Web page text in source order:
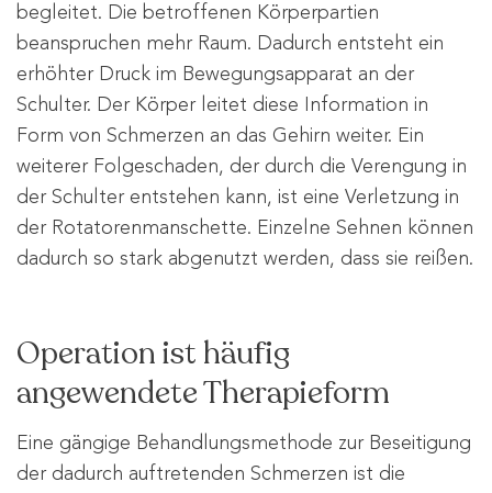
begleitet. Die betroffenen Körperpartien
beanspruchen mehr Raum. Dadurch entsteht ein
erhöhter Druck im Bewegungsapparat an der
Schulter. Der Körper leitet diese Information in
Form von Schmerzen an das Gehirn weiter. Ein
weiterer Folgeschaden, der durch die Verengung in
der Schulter entstehen kann, ist eine Verletzung in
der Rotatorenmanschette. Einzelne Sehnen können
dadurch so stark abgenutzt werden, dass sie reißen.
Operation ist häufig
angewendete Therapieform
Eine gängige Behandlungsmethode zur Beseitigung
der dadurch auftretenden Schmerzen ist die